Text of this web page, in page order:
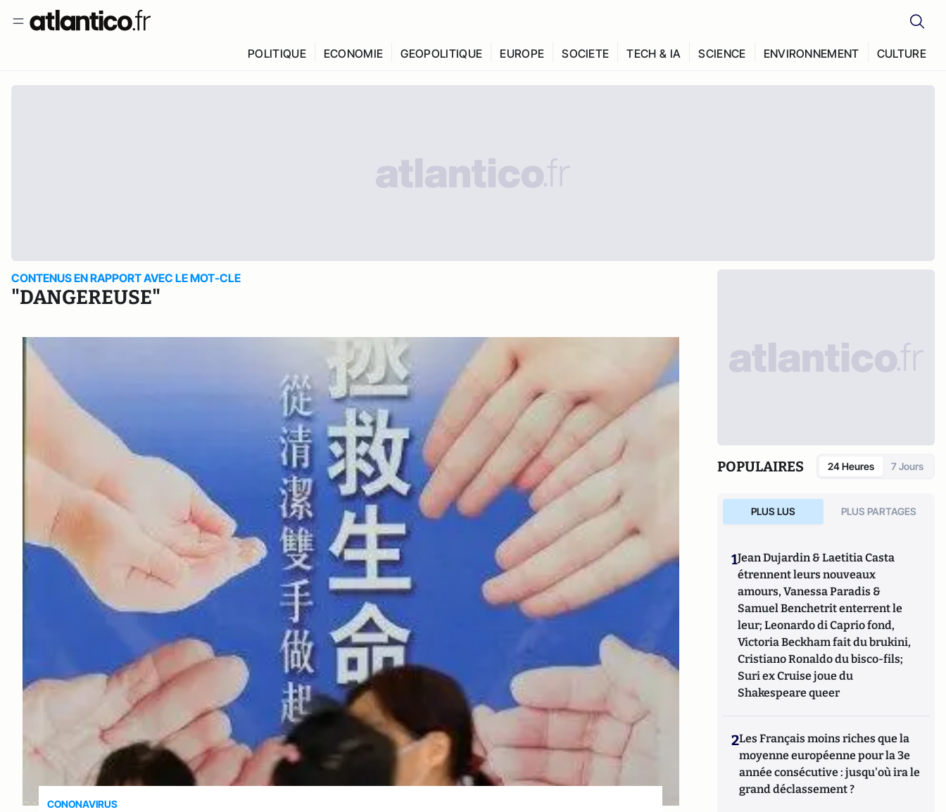
POLITIQUE ECONOMIE GEOPOLITIQUE EUROPE SOCIETE TECH & IA SCIENCE ENVIRONNEMENT CULTURE
CONTENUS EN RAPPORT AVEC LE MOT-CLE
"DANGEREUSE"
CONONAVIRUS
POPULAIRES 24 Heures 7 Jours
PLUS LUS PLUS PARTAGES
1Jean Dujardin & Laetitia Casta
étrennent leurs nouveaux
amours, Vanessa Paradis &
Samuel Benchetrit enterrent le
leur; Leonardo di Caprio fond,
Victoria Beckham fait du brukini,
Cristiano Ronaldo du bisco-fils;
Suri ex Cruise joue du
Shakespeare queer
2Les Français moins riches que la
moyenne européenne pour la 3e
année consécutive : jusqu'où ira le
grand déclassement ?